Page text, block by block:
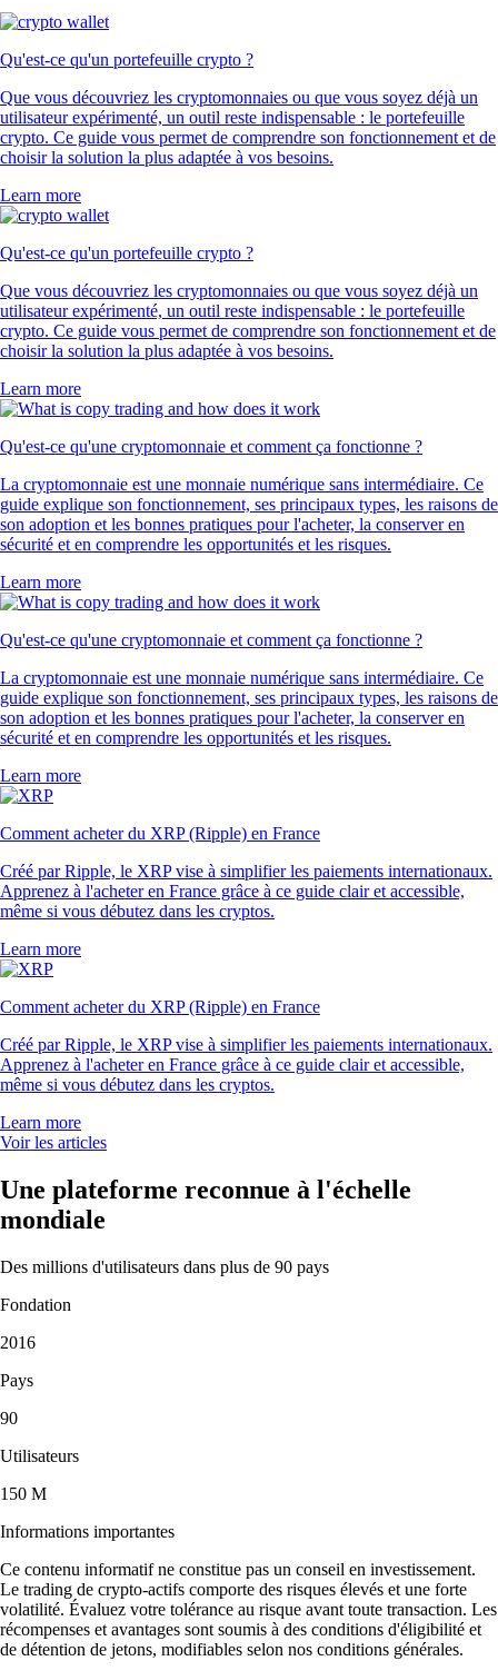
Qu'est-ce qu'un portefeuille crypto ?
Que vous découvriez les cryptomonnaies ou que vous soyez déjà un
utilisateur expérimenté, un outil reste indispensable : le portefeuille
crypto. Ce guide vous permet de comprendre son fonctionnement et de
choisir la solution la plus adaptée à vos besoins.
Learn more
Qu'est-ce qu'un portefeuille crypto ?
Que vous découvriez les cryptomonnaies ou que vous soyez déjà un
utilisateur expérimenté, un outil reste indispensable : le portefeuille
crypto. Ce guide vous permet de comprendre son fonctionnement et de
choisir la solution la plus adaptée à vos besoins.
Learn more
Qu'est-ce qu'une cryptomonnaie et comment ça fonctionne ?
La cryptomonnaie est une monnaie numérique sans intermédiaire. Ce
guide explique son fonctionnement, ses principaux types, les raisons de
son adoption et les bonnes pratiques pour l'acheter, la conserver en
sécurité et en comprendre les opportunités et les risques.
Learn more
Qu'est-ce qu'une cryptomonnaie et comment ça fonctionne ?
La cryptomonnaie est une monnaie numérique sans intermédiaire. Ce
guide explique son fonctionnement, ses principaux types, les raisons de
son adoption et les bonnes pratiques pour l'acheter, la conserver en
sécurité et en comprendre les opportunités et les risques.
Learn more
Comment acheter du XRP (Ripple) en France
Créé par Ripple, le XRP vise à simplifier les paiements internationaux.
Apprenez à l'acheter en France grâce à ce guide clair et accessible,
même si vous débutez dans les cryptos.
Learn more
Comment acheter du XRP (Ripple) en France
Créé par Ripple, le XRP vise à simplifier les paiements internationaux.
Apprenez à l'acheter en France grâce à ce guide clair et accessible,
même si vous débutez dans les cryptos.
Learn more
Voir les articles
Une plateforme reconnue à l'échelle
mondiale
Des millions d'utilisateurs dans plus de 90 pays
Fondation
2016
Pays
90
Utilisateurs
150 M
Informations importantes
Ce contenu informatif ne constitue pas un conseil en investissement.
Le trading de crypto-actifs comporte des risques élevés et une forte
volatilité. Évaluez votre tolérance au risque avant toute transaction. Les
récompenses et avantages sont soumis à des conditions d'éligibilité et
de détention de jetons, modifiables selon nos conditions générales.